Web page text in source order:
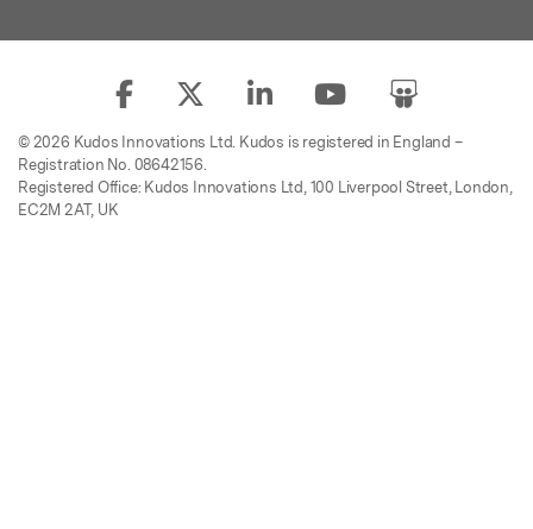
© 2026 Kudos Innovations Ltd. Kudos is registered in England –
Registration No. 08642156.
Registered Office: Kudos Innovations Ltd, 100 Liverpool Street, London,
EC2M 2AT, UK